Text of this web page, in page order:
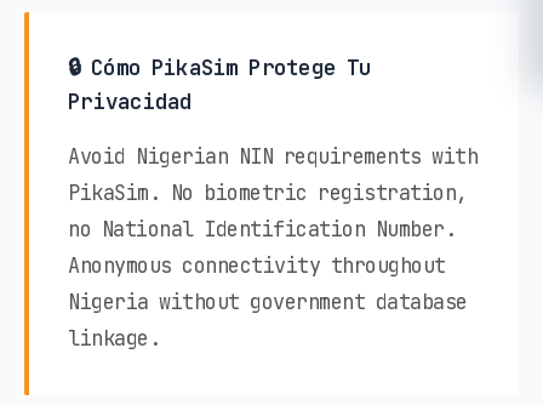
🔒 Cómo PikaSim Protege Tu
Privacidad
Avoid Nigerian NIN requirements with
PikaSim. No biometric registration,
no National Identification Number.
Anonymous connectivity throughout
Nigeria without government database
linkage.